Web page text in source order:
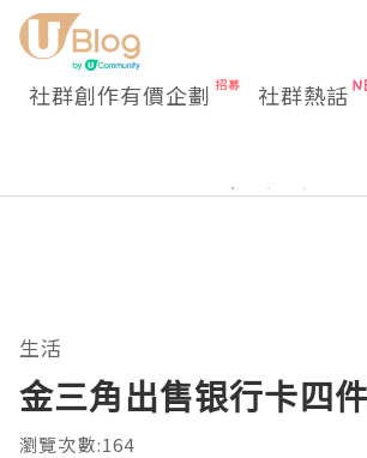
社群創作有價企劃 社群熱話
生活
金三角出售银行卡四
瀏覽次數:164